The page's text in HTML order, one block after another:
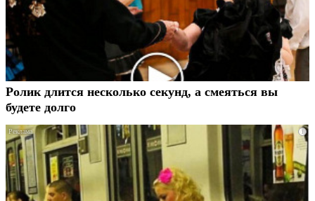
Ролик длится несколько секунд, а смеяться вы
будете долго
i